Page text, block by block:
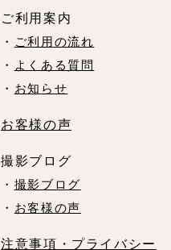
ご利用案内
・
ご利用の流れ
・
よくある質問
・ お知らせ
お客様の声
撮影ブログ
・ 撮影ブログ
・ お客様の声
注意事項・プライバシー